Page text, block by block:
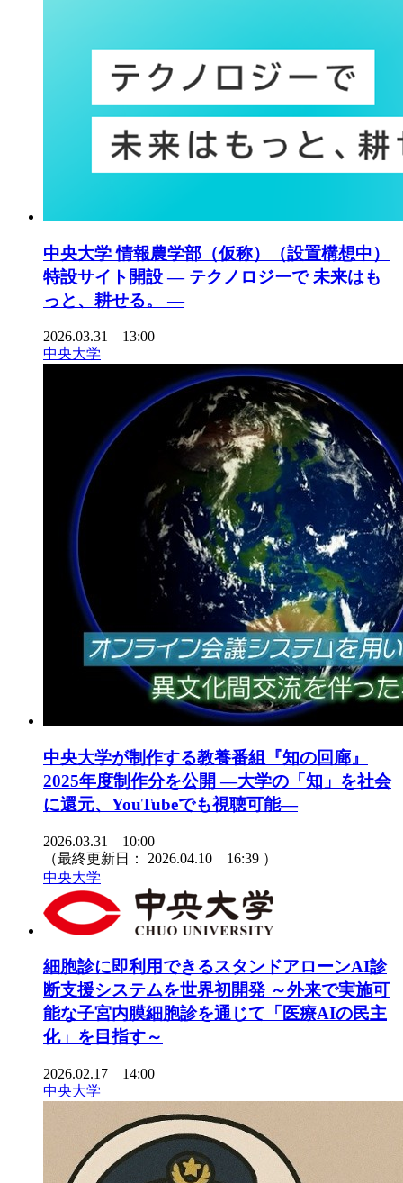
中央大学 情報農学部（仮称）（設置構想中）
特設サイト開設 ― テクノロジーで 未来はも
っと、耕せる。 ―
2026.03.31 13:00
中央大学
中央大学が制作する教養番組『知の回廊』
2025年度制作分を公開 ―大学の「知」を社会
に還元、YouTubeでも視聴可能―
2026.03.31 10:00
（最終更新日： 2026.04.10 16:39 ）
中央大学
細胞診に即利用できるスタンドアローンAI診
断支援システムを世界初開発 ～外来で実施可
能な子宮内膜細胞診を通じて「医療AIの民主
化」を目指す～
2026.02.17 14:00
中央大学